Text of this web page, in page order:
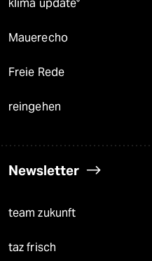
klima update°
Mauerecho
Freie Rede
reingehen
Newsletter
team zukunft
taz frisch